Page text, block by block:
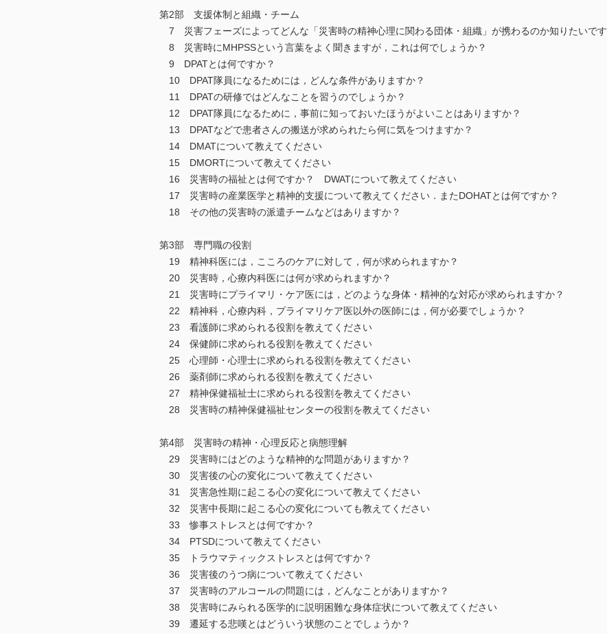
第2部 支援体制と組織・チーム
7 災害フェーズによってどんな「災害時の精神心理に関わる団体・組織」が携わるのか知りたいです
8 災害時にMHPSSという言葉をよく聞きますが，これは何でしょうか？
9 DPATとは何ですか？
10 DPAT隊員になるためには，どんな条件がありますか？
11 DPATの研修ではどんなことを習うのでしょうか？
12 DPAT隊員になるために，事前に知っておいたほうがよいことはありますか？
13 DPATなどで患者さんの搬送が求められたら何に気をつけますか？
14 DMATについて教えてください
15 DMORTについて教えてください
16 災害時の福祉とは何ですか？ DWATについて教えてください
17 災害時の産業医学と精神的支援について教えてください．またDOHATとは何ですか？
18 その他の災害時の派遣チームなどはありますか？
第3部 専門職の役割
19 精神科医には，こころのケアに対して，何が求められますか？
20 災害時，心療内科医には何が求められますか？
21 災害時にプライマリ・ケア医には，どのような身体・精神的な対応が求められますか？
22 精神科，心療内科，プライマリケア医以外の医師には，何が必要でしょうか？
23 看護師に求められる役割を教えてください
24 保健師に求められる役割を教えてください
25 心理師・心理士に求められる役割を教えてください
26 薬剤師に求められる役割を教えてください
27 精神保健福祉士に求められる役割を教えてください
28 災害時の精神保健福祉センターの役割を教えてください
第4部 災害時の精神・心理反応と病態理解
29 災害時にはどのような精神的な問題がありますか？
30 災害後の心の変化について教えてください
31 災害急性期に起こる心の変化について教えてください
32 災害中長期に起こる心の変化についても教えてください
33 惨事ストレスとは何ですか？
34 PTSDについて教えてください
35 トラウマティックストレスとは何ですか？
36 災害後のうつ病について教えてください
37 災害時のアルコールの問題には，どんなことがありますか？
38 災害時にみられる医学的に説明困難な身体症状について教えてください
39 遷延する悲嘆とはどういう状態のことでしょうか？